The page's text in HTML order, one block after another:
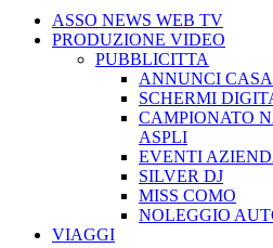
ASSO NEWS WEB TV
PRODUZIONE VIDEO
PUBBLICITTA
ANNUNCI CASA
SCHERMI
CAMPIONATO
ASPLI
EVENTI
SILVER DJ
MISS COMO
NOLEGGIO
VIAGGI